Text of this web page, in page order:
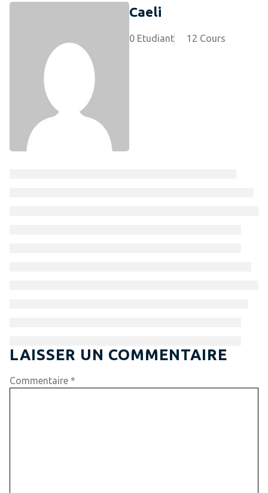
Caeli
0 Etudiant 12 Cours
LAISSER UN COMMENTAIRE
Commentaire *